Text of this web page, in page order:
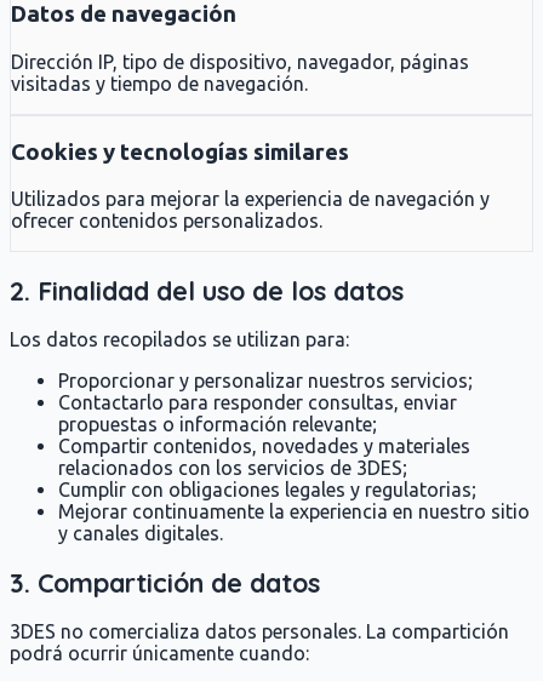
Datos de navegación
Dirección IP, tipo de dispositivo, navegador, páginas
visitadas y tiempo de navegación.
Cookies y tecnologías similares
Utilizados para mejorar la experiencia de navegación y
ofrecer contenidos personalizados.
2. Finalidad del uso de los datos
Los datos recopilados se utilizan para:
Proporcionar y personalizar nuestros servicios;
Contactarlo para responder consultas, enviar
propuestas o información relevante;
Compartir contenidos, novedades y materiales
relacionados con los servicios de 3DES;
Cumplir con obligaciones legales y regulatorias;
Mejorar continuamente la experiencia en nuestro sitio
y canales digitales.
3. Compartición de datos
3DES no comercializa datos personales. La compartición
podrá ocurrir únicamente cuando: